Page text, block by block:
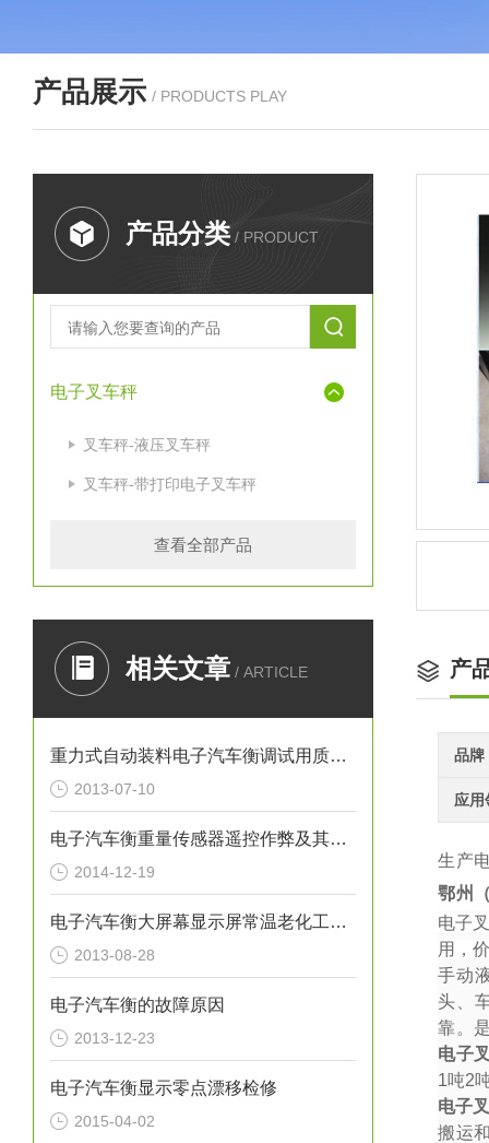
产品展示 / PRODUCTS PLAY
产品分类 / PRODUCT
电子叉车秤
叉车秤-液压叉车秤
叉车秤-带打印电子叉车秤
查看全部产品
相关文章 / ARTICLE
重力式自动装料电子汽车衡调试用质量标准器
2013-07-10
电子汽车衡重量传感器遥控作弊及其防治
2014-12-19
电子汽车衡大屏幕显示屏常温老化工艺文件编写
2013-08-28
电子汽车衡的故障原因
2013-12-23
电子汽车衡显示零点漂移检修
2015-04-02
产
品牌
应用
生产
鄂州
电子
用，
手动
头、
靠。
电子
1吨2
电子
搬运